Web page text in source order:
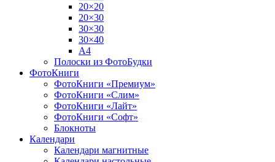
20×20
20×30
30×30
30×40
A4
Полоски из ФотоБудки
ФотоКниги
ФотоКниги «Премиум»
ФотоКниги «Слим»
ФотоКниги «Лайт»
ФотоКниги «Софт»
Блокноты
Календари
Календари магнитные